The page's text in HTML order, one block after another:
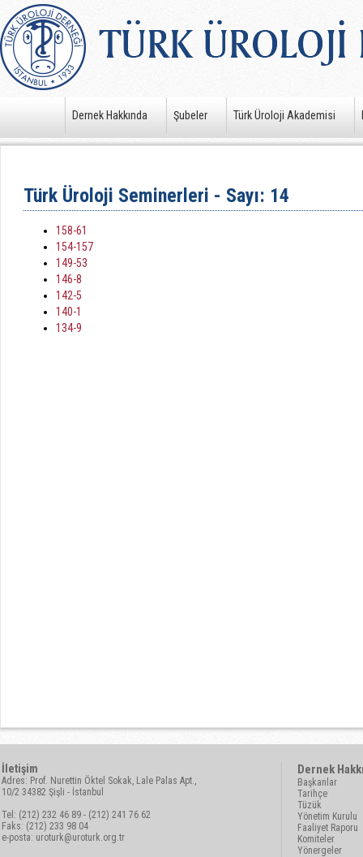
Dernek Hakkında Şubeler Türk Üroloji Akademisi
Türk Üroloji Seminerleri - Sayı: 14
158-61
154-157
149-53
146-8
142-5
140-1
134-9
İletişim
Adres: Prof. Nurettin Öktel Sokak, Lale Palas Apt.,
10/2 34382 Şişli - İstanbul
Tel: (212) 232 46 89 - (212) 241 76 62
Faks: (212) 233 98 04
e-posta: uroturk@uroturk.org.tr
Dernek
Başkanlar
Tarihçe
Tüzük
Yönetim Kurulu
Faaliyet Raporu
Komiteler
Yönergeler